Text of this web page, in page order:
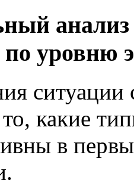
анализ
по уровню
ситуации
то, какие
в